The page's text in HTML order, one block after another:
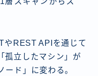
やREST APIを通じて
孤立したマシン」が
ード」に変わる。